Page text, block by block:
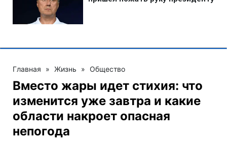
Главная » Жизнь » Общество
Вместо жары идет стихия: что
изменится уже завтра и какие
области накроет опасная
непогода